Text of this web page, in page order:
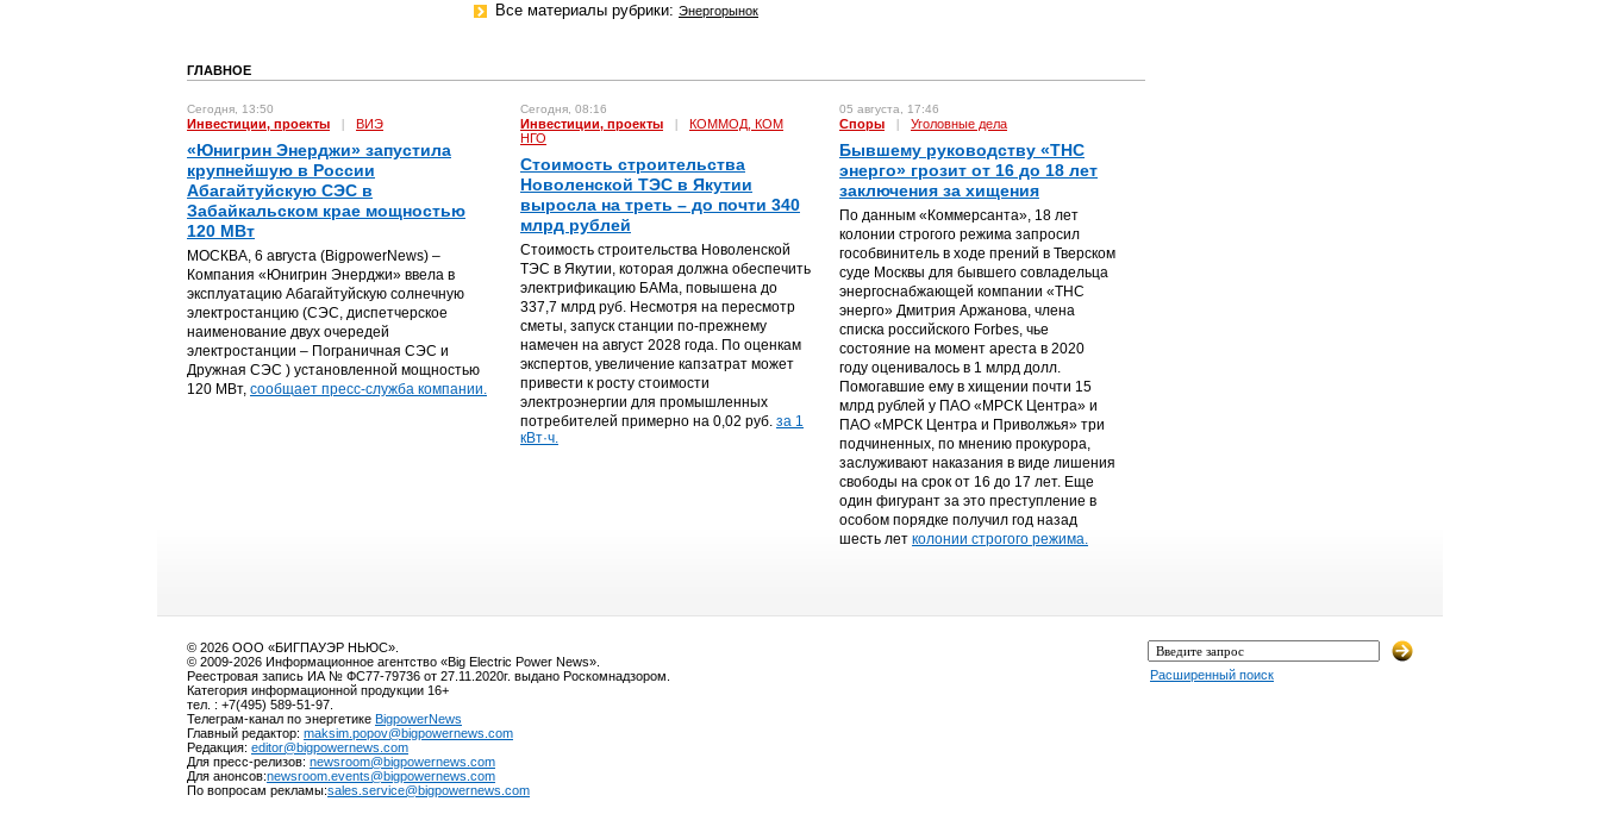
Все материалы рубрики: Энергорынок
ГЛАВНОЕ
Сегодня, 13:50
Инвестиции, проекты | ВИЭ
«Юнигрин Энерджи» запустила
крупнейшую в России
Абагайтуйскую СЭС в
Забайкальском крае мощностью
120 МВт
МОСКВА, 6 августа (BigpowerNews) –
Компания «Юнигрин Энерджи» ввела в
эксплуатацию Абагайтуйскую солнечную
электростанцию (СЭС, диспетчерское
наименование двух очередей
электростанции – Пограничная СЭС и
Дружная СЭС ) установленной мощностью
120 МВт, сообщает пресс-служба компании.
Сегодня, 08:16
Инвестиции, проекты |
КОММОД, КОМ
НГО
Стоимость строительства
Новоленской ТЭС в Якутии
выросла на треть – до почти 340
млрд рублей
Стоимость строительства Новоленской
ТЭС в Якутии, которая должна обеспечить
электрификацию БАМа, повышена до
337,7 млрд руб. Несмотря на пересмотр
сметы, запуск станции по-прежнему
намечен на август 2028 года. По оценкам
экспертов, увеличение капзатрат может
привести к росту стоимости
электроэнергии для промышленных
потребителей примерно на 0,02 руб. за 1
кВт·ч.
05 августа, 17:46
Споры | Уголовные дела
Бывшему руководству «ТНС
энерго» грозит от 16 до 18 лет
заключения за хищения
По данным «Коммерсанта», 18 лет
колонии строгого режима запросил
гособвинитель в ходе прений в Тверском
суде Москвы для бывшего совладельца
энергоснабжающей компании «ТНС
энерго» Дмитрия Аржанова, члена
списка российского Forbes, чье
состояние на момент ареста в 2020
году оценивалось в 1 млрд долл.
Помогавшие ему в хищении почти 15
млрд рублей у ПАО «МРСК Центра» и
ПАО «МРСК Центра и Приволжья» три
подчиненных, по мнению прокурора,
заслуживают наказания в виде лишения
свободы на срок от 16 до 17 лет. Еще
один фигурант за это преступление в
особом порядке получил год назад
шесть лет колонии строгого режима.
© 2026 ООО «БИГПАУЭР НЬЮС».
© 2009-2026 Информационное агентство «Big Electric Power News».
Реестровая запись ИА № ФС77-79736 от 27.11.2020г. выдано Роскомнадзором.
Категория информационной продукции 16+
тел. : +7(495) 589-51-97.
Телеграм-канал по энергетике BigpowerNews
Главный редактор: maksim.popov@bigpowernews.com
Редакция: editor@bigpowernews.com
Для пресс-релизов: newsroom@bigpowernews.com
Для анонсов:newsroom.events@bigpowernews.com
По вопросам рекламы:sales.service@bigpowernews.com
Расширенный поиск